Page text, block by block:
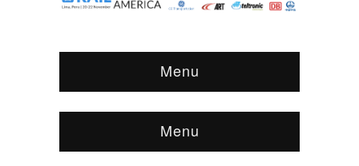
Menu
Menu